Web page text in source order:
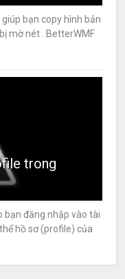
bạn copy hình bản
mờ nét . BetterWMF
trong
bạn đăng nhập vào tài
hồ sơ (profile) của